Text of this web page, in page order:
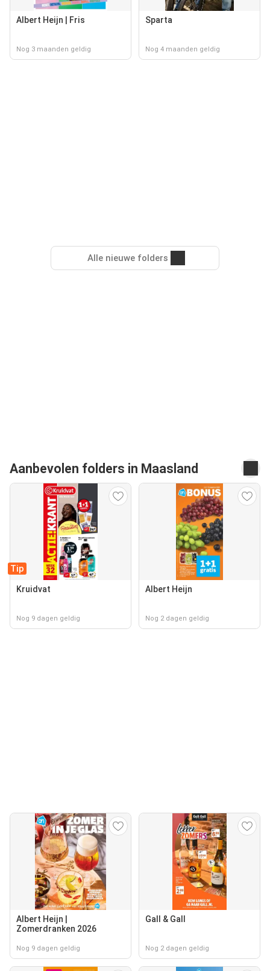
Albert Heijn | Fris
Nog 3 maanden geldig
Sparta
Nog 4 maanden geldig
Alle nieuwe folders
Aanbevolen folders in Maasland
Tip
Kruidvat
Nog 9 dagen geldig
Albert Heijn
Nog 2 dagen geldig
Albert Heijn |
Zomerdranken 2026
Nog 9 dagen geldig
Gall & Gall
Nog 2 dagen geldig